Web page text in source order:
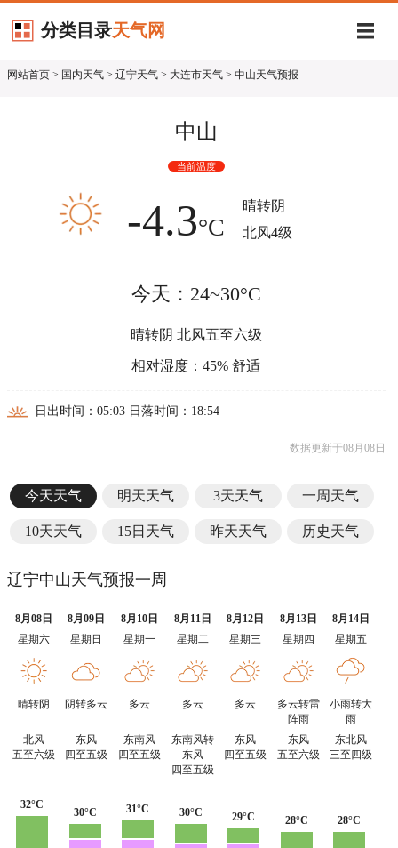
分类目录天气网
网站首页 > 国内天气 > 辽宁天气 > 大连市天气 > 中山天气预报
中山
当前温度
-4.3°C
晴转阴
北风4级
今天：24~30°C
晴转阴 北风五至六级
相对湿度：45% 舒适
日出时间：05:03 日落时间：18:54
数据更新于08月08日
今天天气 明天天气 3天天气 一周天气
10天天气 15日天气 昨天天气 历史天气
辽宁中山天气预报一周
8月08日 8月09日 8月10日 8月11日 8月12日 8月13日
8月14日
星期六
星期日 星期一 星期二 星期三 星期四 星期五
晴转阴 阴转多云 多云 多云 多云
多云转雷
阵雨
小雨转大
雨
北风
五至六级
东风
四至五级
东南风
四至五级
东南风转
东风
四至五级
东风
四至五级
东风
五至六级
东北风
三至四级
32°C
30°C 31°C 30°C 29°C 28°C 28°C